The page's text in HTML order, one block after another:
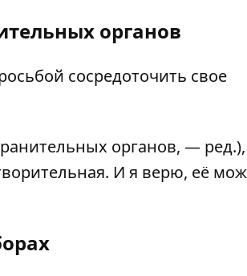
органов
сосредоточить свое
органов, —
И я верю, её